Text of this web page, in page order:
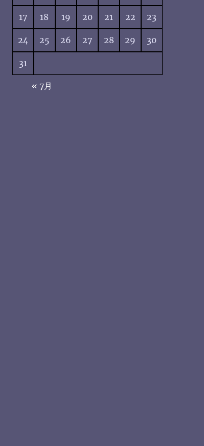
17 18 19 20 21 22 23
24 25 26 27 28 29 30
31
« 7月